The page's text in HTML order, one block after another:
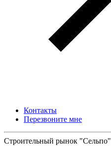
Контакты
Перезвоните мне
Строительный рынок "Сельпо"